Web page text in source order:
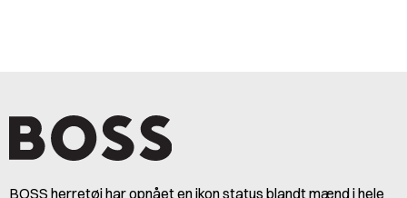
BOSS herretøj har opnået en ikon status blandt mænd i hele